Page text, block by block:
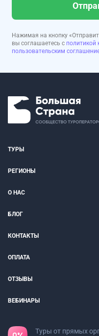
Нажимая на кнопку
вы соглашаетесь с политикой
пользовательским
ТУРЫ
РЕГИОНЫ
О НАС
БЛОГ
КОНТАКТЫ
ОПЛАТА
ОТЗЫВЫ
ВЕБИНАРЫ
Туры от прямых